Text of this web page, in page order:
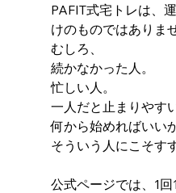
PAFIT式宅トレは、
けのものではありま
むしろ、
続かなかった人。
忙しい人。
一人だと止まりやす
何から始めればいい
そういう人にこそす
公式ページでは、1